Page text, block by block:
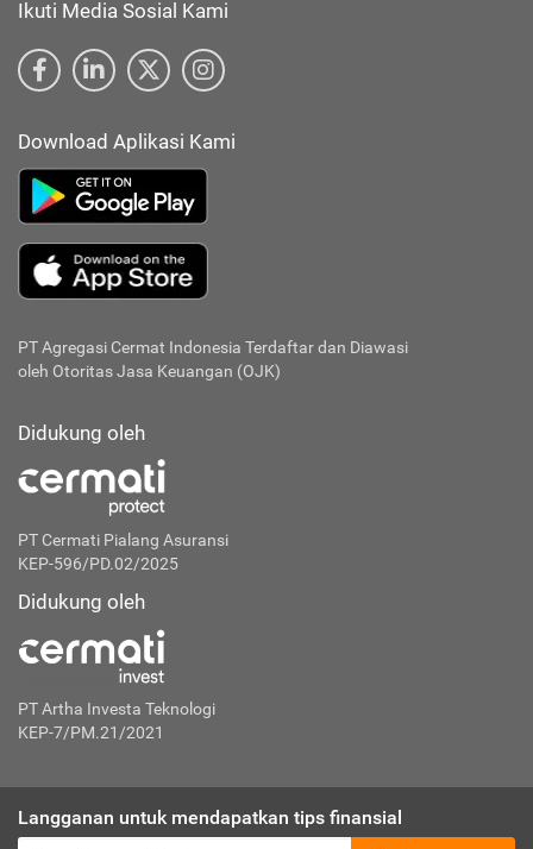
Ikuti Media Sosial Kami
Download Aplikasi Kami
PT Agregasi Cermat Indonesia Terdaftar dan Diawasi
oleh Otoritas Jasa Keuangan (OJK)
Didukung oleh
PT Cermati Pialang Asuransi
KEP-596/PD.02/2025
Didukung oleh
PT Artha Investa Teknologi
KEP-7/PM.21/2021
Langganan untuk mendapatkan tips finansial